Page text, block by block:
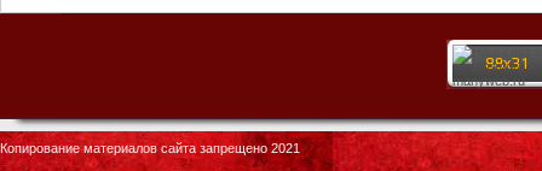
Копирование материалов сайта запрещено 2021